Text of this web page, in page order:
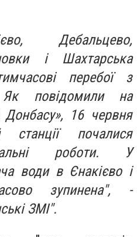
Дебальцево,
і Шахтарська
перебої з
Як повідомили на
Донбасу», 16 червня
станції почалися
роботи. У
води в Єнакієво і
зупинена", -
ЗМІ".